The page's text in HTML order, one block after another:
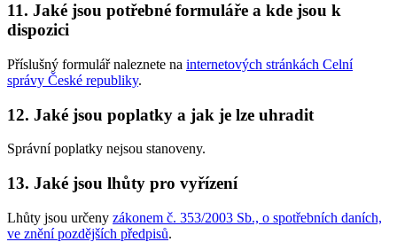
11. Jaké jsou potřebné formuláře a kde jsou k
dispozici
Příslušný formulář naleznete na internetových stránkách Celní
správy České republiky.
12. Jaké jsou poplatky a jak je lze uhradit
Správní poplatky nejsou stanoveny.
13. Jaké jsou lhůty pro vyřízení
Lhůty jsou určeny zákonem č. 353/2003 Sb., o spotřebních daních,
ve znění pozdějších předpisů.